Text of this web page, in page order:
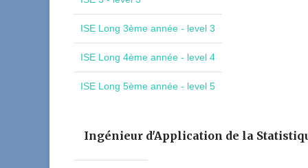
ISE Long 3ème année - level 3
ISE Long 4ème année - level 4
ISE Long 5ème année - level 5
Ingénieur d'Application de la